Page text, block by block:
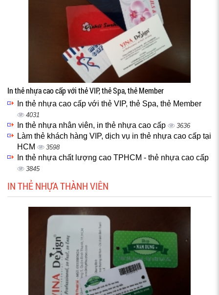
In thẻ nhựa cao cấp với thẻ VIP, thẻ Spa, thẻ Member
In thẻ nhựa cao cấp với thẻ VIP, thẻ Spa, thẻ Member
4031
In thẻ nhựa nhân viên, in thẻ nhựa cao cấp 3636
Làm thẻ khách hàng VIP, dịch vụ in thẻ nhựa cao cấp tại
HCM
3598
In thẻ nhựa chất lượng cao TPHCM - thẻ nhựa cao cấp
3845
IN THẺ NHỰA THÀNH VIÊN